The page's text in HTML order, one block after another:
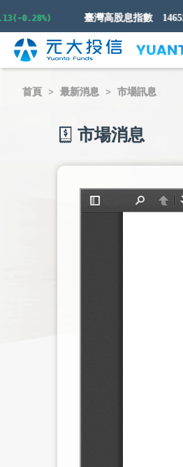
臺灣高股息指數 14655.27
首頁 最新消息 市場訊息
市場消息